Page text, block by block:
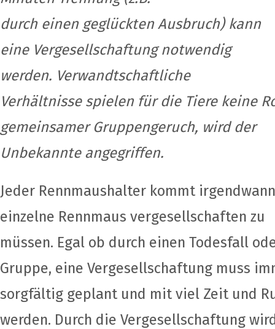
durch einen geglückten Ausbruch) kann
eine Vergesellschaftung notwendig
werden. Verwandtschaftliche
Verhältnisse spielen für die Tiere keine
gemeinsamer Gruppengeruch, wird der
Unbekannte angegriffen.
Jeder Rennmaushalter kommt
einzelne Rennmaus vergesellschaften zu
müssen. Egal ob durch einen Todesfall
Gruppe, eine Vergesellschaftung muss
sorgfältig geplant und mit viel Zeit und
werden. Durch die Vergesellschaftung